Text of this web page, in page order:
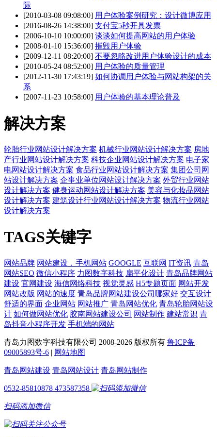
际
[2010-03-08 09:08:00] 用户体验案例研究：设计微博应用
[2016-08-26 14:38:00] 支付宝5秒开具发票
[2006-10-10 10:00:00] 谈谈如何提高网站的用户体验
[2008-01-10 15:36:00] 摧毁用户体验
[2009-12-11 08:20:00] 不要忽略改进用户体验设计的成本
[2010-05-24 08:52:00] 用户体验的质量管理
[2012-11-30 17:43:19] 如何协调用户体验与网站构架的关
系
[2007-11-23 10:58:00] 用户体验的基本理论普及
解决方案
轮胎行业网站设计解决方案 机械行业网站设计解决方案 房地
产行业网站设计解决方案 科技企业网站设计解决方案 电子家
电网站设计解决方案 食品行业网站设计解决方案 集团公司网
站设计解决方案 企事业单位网站设计解决方案 外贸行业网站
设计解决方案 健身运动网站设计解决方案 美容与化妆品网站
设计解决方案 建筑设计行业网站设计解决方案 物流行业网站
设计解决方案
TAGS关键字
网站品牌 网站建设，手机网站 GOOGLE 互联网 IT资讯 青岛
网站SEO 微信小程序 力图数字科技 扁平化设计 青岛品牌网站
建设 官网建设 海信网络科技 视觉灵感 H5专题页面 网站开发
网站改版 网站的速度 青岛品牌网站建设公司哪家好 交互设计
舒适的界面 企业网站 网站推广 青岛网站优化 青岛轮胎网站设
计 如何做网站优化 胶南网站建设公司 网站制作 建站常识 青
岛抖音小程序开发 手机端的网站
青岛力图数字科技有限公司 2008-2026 版权所有 鲁ICP备
09005893号-6 | 网站地图
青岛网站建设 青岛网站设计 青岛网站制作
0532-85810878 473587358
扫码添加微信